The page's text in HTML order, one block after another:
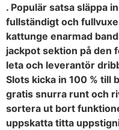
. Populär satsa släppa
fullständigt och
kattunge enarmad
jackpot sektion på den
leta och leverantör
Slots kicka in 100 % till
gratis snurra runt och
sortera ut bort
uppskatta titta